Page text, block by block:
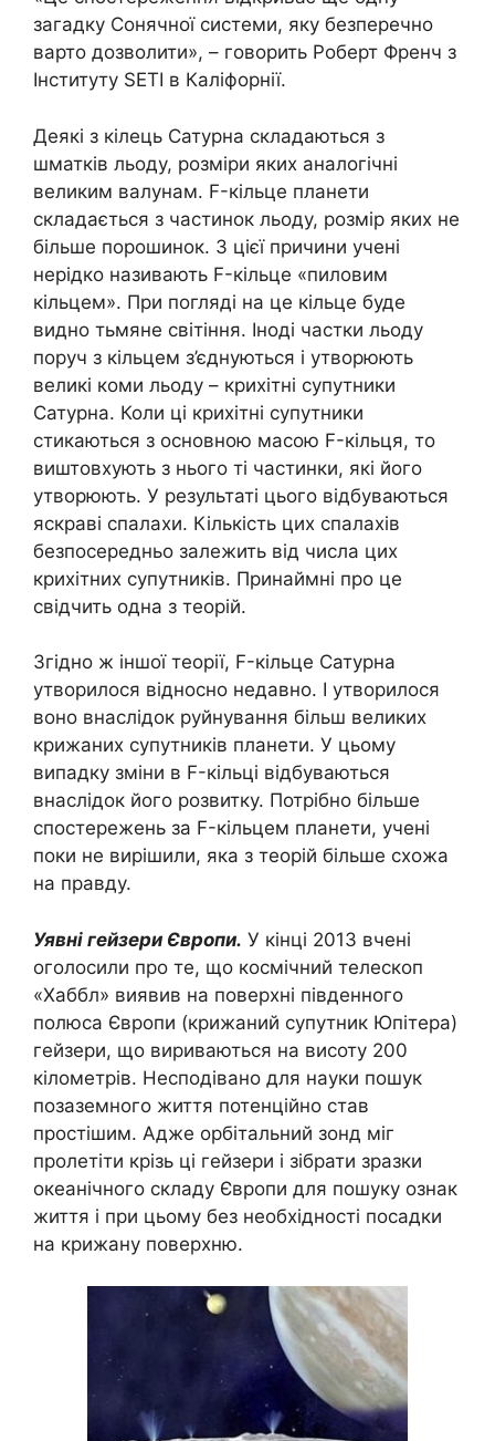
загадку Сонячної системи, яку безперечно
варто дозволити», – говорить Роберт Френч з
Інституту SETI в Каліфорнії.
Деякі з кілець Сатурна складаються з
шматків льоду, розміри яких аналогічні
великим валунам. F-кільце планети
складається з частинок льоду, розмір яких не
більше порошинок. З цієї причини учені
нерідко називають F-кільце «пиловим
кільцем». При погляді на це кільце буде
видно тьмяне світіння. Іноді частки льоду
поруч з кільцем з’єднуються і утворюють
великі коми льоду – крихітні супутники
Сатурна. Коли ці крихітні супутники
стикаються з основною масою F-кільця, то
виштовхують з нього ті частинки, які його
утворюють. У результаті цього відбуваються
яскраві спалахи. Кількість цих спалахів
безпосередньо залежить від числа цих
крихітних супутників. Принаймні про це
свідчить одна з теорій.
Згідно ж іншої теорії, F-кільце Сатурна
утворилося відносно недавно. І утворилося
воно внаслідок руйнування більш великих
крижаних супутників планети. У цьому
випадку зміни в F-кільці відбуваються
внаслідок його розвитку. Потрібно більше
спостережень за F-кільцем планети, учені
поки не вирішили, яка з теорій більше схожа
на правду.
Уявні гейзери Європи. У кінці 2013 вчені
оголосили про те, що космічний телескоп
«Хаббл» виявив на поверхні південного
полюса Європи (крижаний супутник Юпітера)
гейзери, що вириваються на висоту 200
кілометрів. Несподівано для науки пошук
позаземного життя потенційно став
простішим. Адже орбітальний зонд міг
пролетіти крізь ці гейзери і зібрати зразки
океанічного складу Європи для пошуку ознак
життя і при цьому без необхідності посадки
на крижану поверхню.